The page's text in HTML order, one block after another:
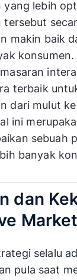
yang lebih
tersebut
makin baik
konsumen.
terbaik
dari mulut
ini
sebuah
banyak
dan
selalu
pula saat